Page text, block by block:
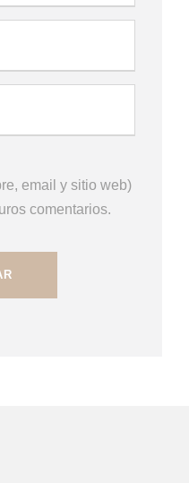
email y sitio web)
comentarios.